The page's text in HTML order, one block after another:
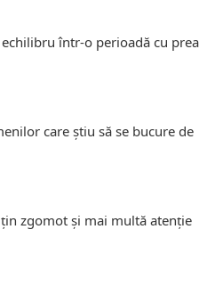
echilibru într-o perioadă cu prea
care știu să se bucure de
zgomot și mai multă atenție